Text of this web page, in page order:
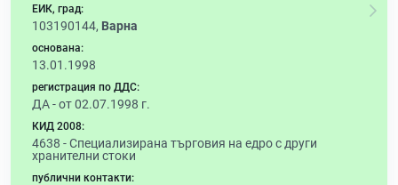
ЕИК, град:
103190144, Варна
основана:
13.01.1998
регистрация по ДДС:
ДА - от 02.07.1998 г.
КИД 2008:
4638 -Специализирана търговия на едро с други
хранителни стоки
публични контакти: